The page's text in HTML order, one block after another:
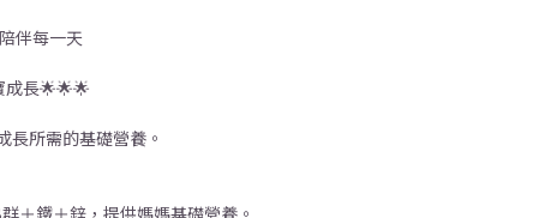
伴每一天
長🌟🌟🌟
長所需的基礎營養。
＋鐵＋鋅，提供媽媽基礎營養。